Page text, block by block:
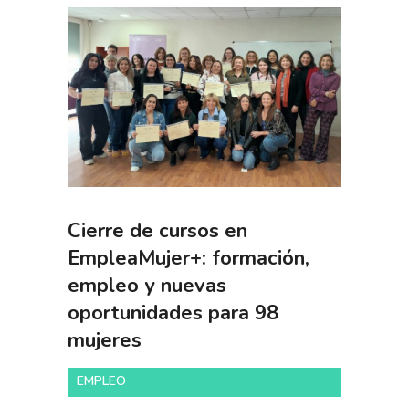
Cierre de cursos en
EmpleaMujer+: formación,
empleo y nuevas
oportunidades para 98
mujeres
EMPLEO